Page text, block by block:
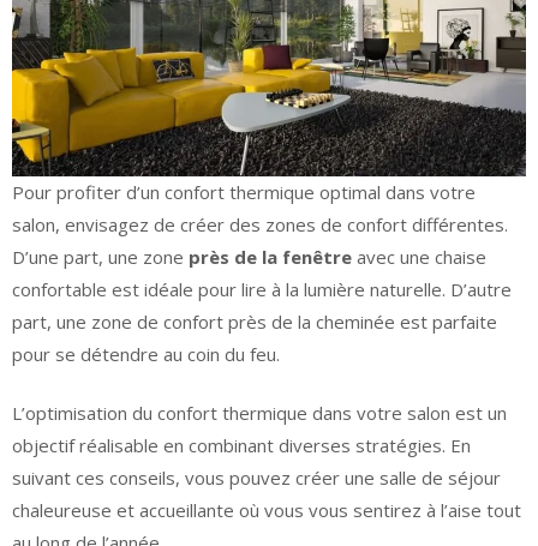
Pour profiter d’un confort thermique optimal dans votre
salon, envisagez de créer des zones de confort différentes.
D’une part, une zone près de la fenêtre avec une chaise
confortable est idéale pour lire à la lumière naturelle. D’autre
part, une zone de confort près de la cheminée est parfaite
pour se détendre au coin du feu.
L’optimisation du confort thermique dans votre salon est un
objectif réalisable en combinant diverses stratégies. En
suivant ces conseils, vous pouvez créer une salle de séjour
chaleureuse et accueillante où vous vous sentirez à l’aise tout